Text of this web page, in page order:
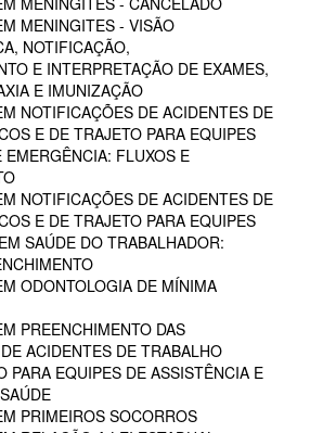
MENINGITES - VISÃO
NOTIFICAÇÃO,
E INTERPRETAÇÃO DE EXAMES,
E IMUNIZAÇÃO
NOTIFICAÇÕES DE ACIDENTES DE
E DE TRAJETO PARA EQUIPES
EMERGÊNCIA: FLUXOS E
NOTIFICAÇÕES DE ACIDENTES DE
E DE TRAJETO PARA EQUIPES
SAÚDE DO TRABALHADOR:
ODONTOLOGIA DE MÍNIMA
PREENCHIMENTO DAS
ACIDENTES DE TRABALHO
PARA EQUIPES DE ASSISTÊNCIA E
PRIMEIROS SOCORROS